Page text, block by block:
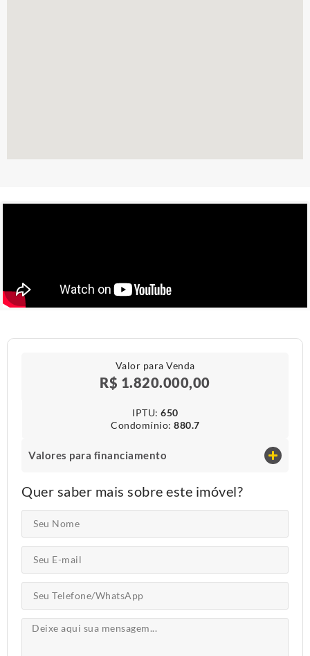
Valor para Venda
R$ 1.820.000,00
IPTU​: 650
Condomínio​: 880.7
Valores para financiamento
Quer saber mais sobre este imóvel?